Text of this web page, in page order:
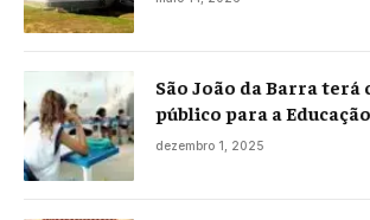
São João da Barra terá
público para a
projeto já está na
dezembro 1, 2025